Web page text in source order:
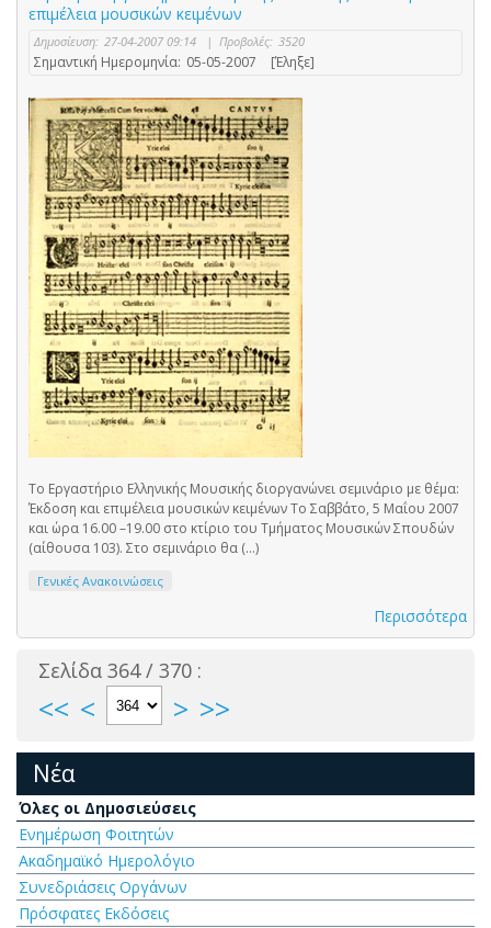
επιμέλεια μουσικών κειμένων
Δημοσίευση: 27-04-2007 09:14 | Προβολές: 3520
Σημαντική Ημερομηνία: 05-05-2007 [Έληξε]
Το Εργαστήριο Ελληνικής Μουσικής διοργανώνει σεμινάριο με θέμα:
Έκδοση και επιμέλεια μουσικών κειμένων Το Σαββάτο, 5 Μαΐου 2007
και ώρα 16.00 –19.00 στο κτίριο του Τμήματος Μουσικών Σπουδών
(αίθουσα 103). Στο σεμινάριο θα (...)
Γενικές Ανακοινώσεις
Περισσότερα
Σελίδα 364 / 370 :
<< < > >>
Νέα
Όλες οι Δημοσιεύσεις
Ενημέρωση Φοιτητών
Ακαδημαϊκό Ημερολόγιο
Συνεδριάσεις Οργάνων
Πρόσφατες Εκδόσεις